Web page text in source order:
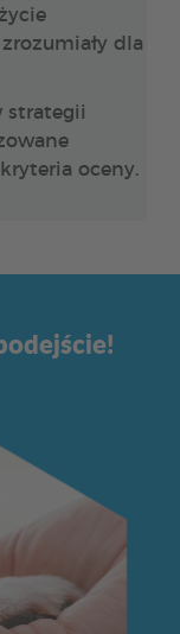
dla
strategii
oceny.